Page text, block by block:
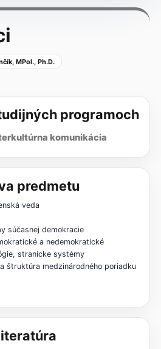
MPol., Ph.D.
programoch
komunikácia
predmetu
veda
súčasnej demokracie
a nedemokratické
stranícke systémy
štruktúra medzinárodného poriadku